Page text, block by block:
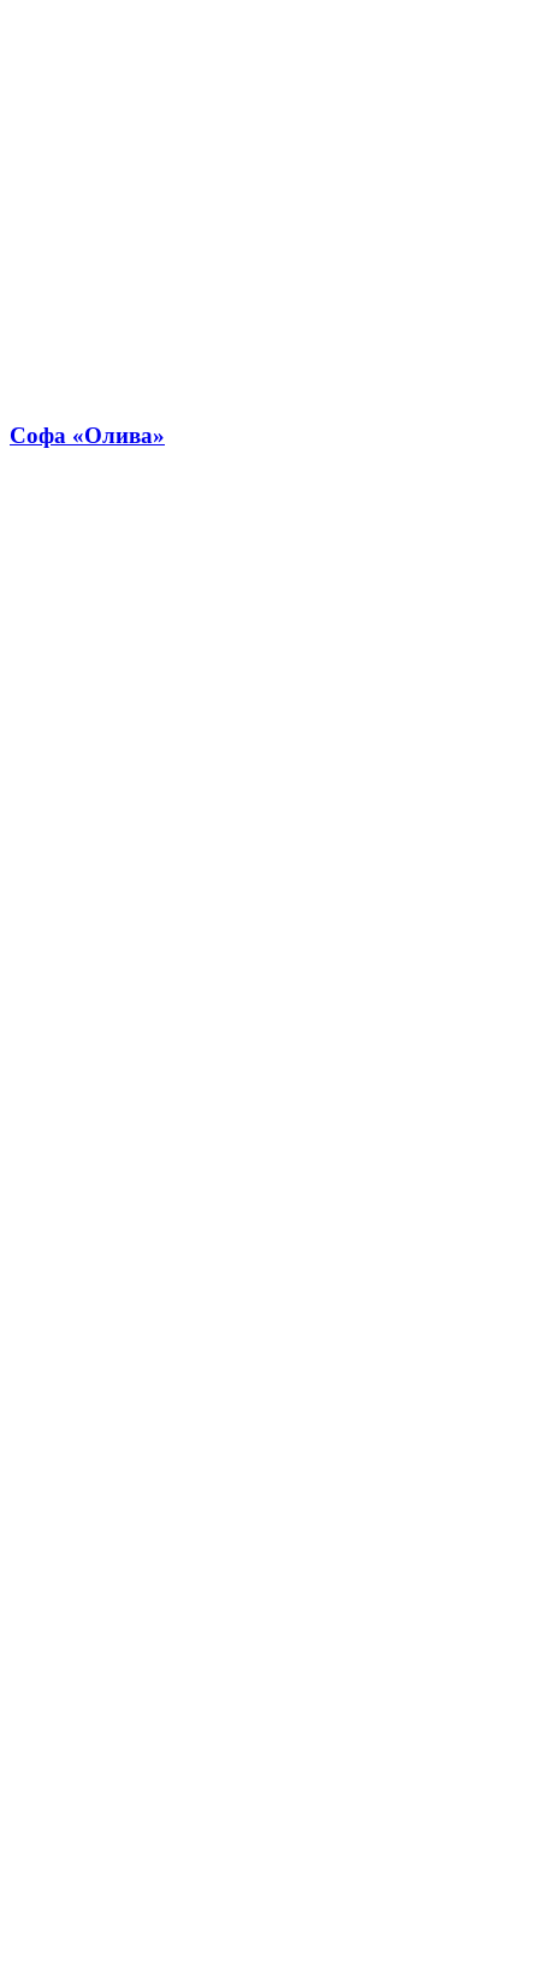
Софа «Олива»